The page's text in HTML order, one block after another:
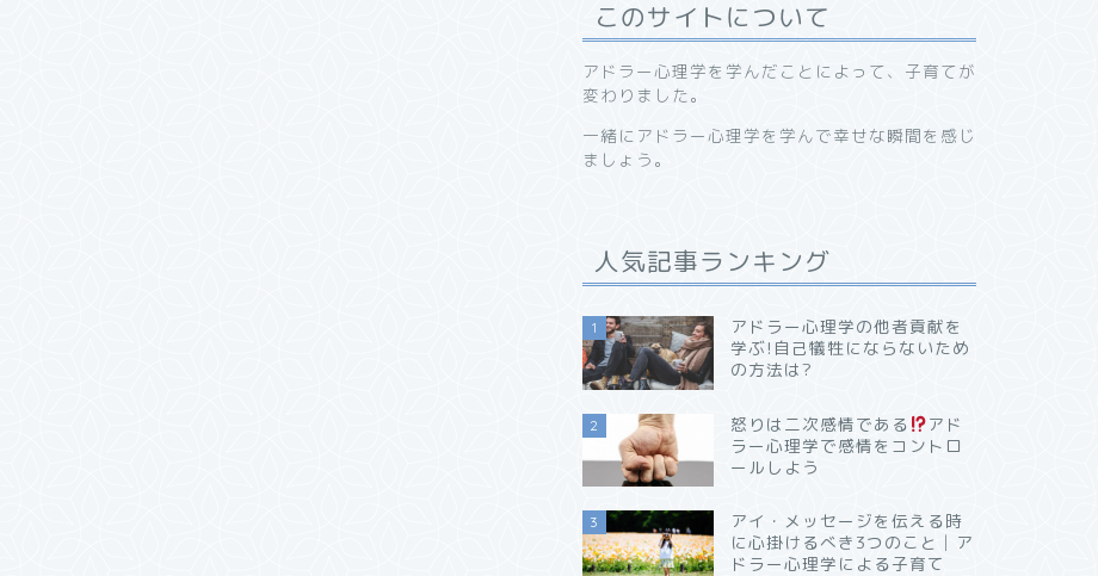
このサイトについて
アドラー心理学を学んだことによって、子育てが
変わりました。
一緒にアドラー心理学を学んで幸せな瞬間を感じ
ましょう。
人気記事ランキング
1
アドラー心理学の他者貢献を
学ぶ!自己犠牲にならないため
の方法は?
2 怒りは二次感情である
アド
ラー心理学で感情をコントロ
ールしよう
3
アイ・メッセージを伝える時
に心掛けるべき3つのこと│ア
ドラー心理学による子育て